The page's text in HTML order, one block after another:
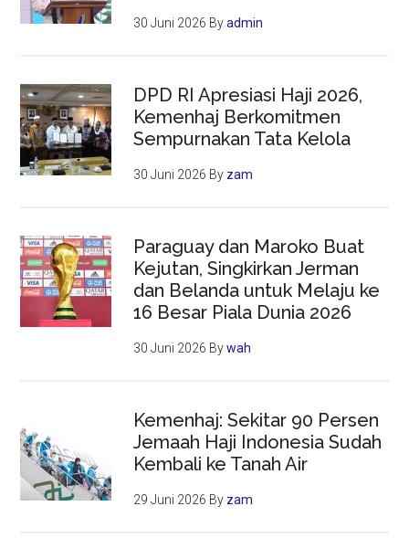
30 Juni 2026 Byadmin
DPD RI Apresiasi Haji 2026,
Kemenhaj Berkomitmen
Sempurnakan Tata Kelola
30 Juni 2026 By zam
Paraguay dan Maroko Buat
Kejutan, Singkirkan Jerman
dan Belanda untuk Melaju ke
16 Besar Piala Dunia 2026
30 Juni 2026 Bywah
Kemenhaj: Sekitar 90 Persen
Jemaah Haji Indonesia Sudah
Kembali ke Tanah Air
29 Juni 2026 By zam